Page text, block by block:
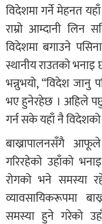
विदेशमा गर्ने मेहनत
राम्रो आम्दानी
विदेशमा बगाउने
स्थानीय राउतको
भन्नुभयो, “विदेश जानु
भए हुनेरहेछ । अहिले
गर्न सके यहाँ नै विदेशको
बाख्रापालनसँगै
गरिरहेको उहाँको
रोगको भने समस्या
व्यावसायिकरूपमा
समस्या हुने गरेको